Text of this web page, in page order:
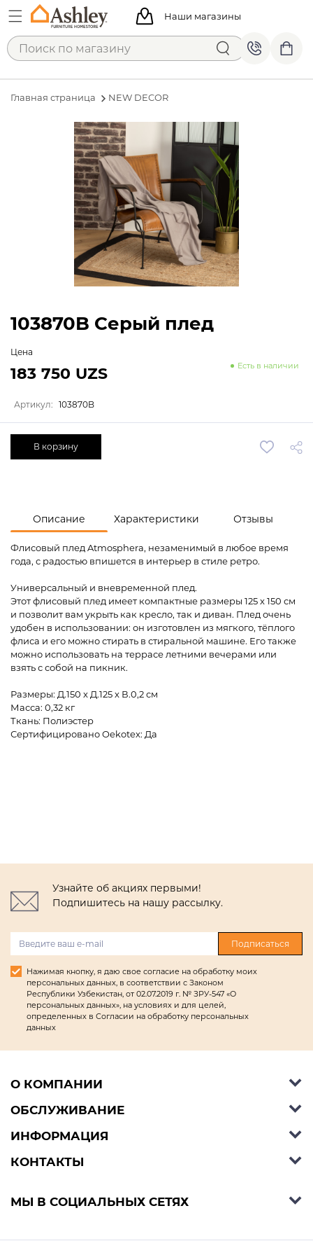
Наши магазины
Главная страница NEW DECOR
Описание Характеристики Отзывы
Флисовый плед Atmosphera, незаменимый в любое время
года, с радостью впишется в интерьер в стиле ретро.
Универсальный и вневременной плед.
Этот флисовый плед имеет компактные размеры 125 x 150 см
и позволит вам укрыть как кресло, так и диван. Плед очень
удобен в использовании: он изготовлен из мягкого, тёплого
флиса и его можно стирать в стиральной машине. Его также
можно использовать на террасе летними вечерами или
взять с собой на пикник.
Размеры: Д.150 x Д.125 x В.0,2 см
Масса: 0,32 кг
Ткань: Полиэстер
Сертифицировано Oekotex: Да
103870B Серый плед
Цена
Есть в наличии
183 750 UZS
Артикул: 103870B
В корзину
Узнайте об акциях первыми!
Подпишитесь на нашу рассылку.
Подписаться
Нажимая кнопку, я даю свое согласие на обработку моих
персональных данных, в соответствии с Законом
Республики Узбекистан, от 02.07.2019 г. № ЗРУ-547 «О
персональных данных», на условиях и для целей,
определенных в Согласии на обработку персональных
данных
О КОМПАНИИ
Об Ashley Furniture HomeStore
Контакты
ОБСЛУЖИВАНИЕ
Справочный центр
Способы оплаты
Оплата в рассрочку
ИНФОРМАЦИЯ
Блог
Политика конфиденциальности
КОНТАКТЫ
Телефон: +998 77 494 09 99
МЫ В СОЦИАЛЬНЫХ СЕТЯХ